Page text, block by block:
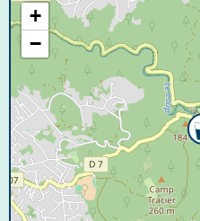
+
−